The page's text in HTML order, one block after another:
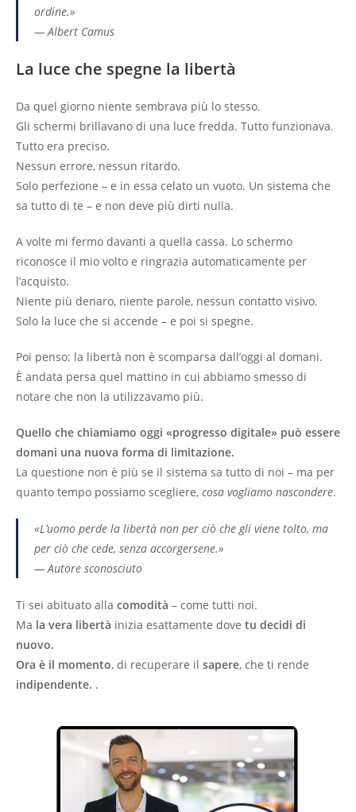
ordine.»
— Albert Camus
La luce che spegne la libertà
Da quel giorno niente sembrava più lo stesso.
Gli schermi brillavano di una luce fredda. Tutto funzionava.
Tutto era preciso.
Nessun errore, nessun ritardo.
Solo perfezione – e in essa celato un vuoto. Un sistema che
sa tutto di te – e non deve più dirti nulla.
A volte mi fermo davanti a quella cassa. Lo schermo
riconosce il mio volto e ringrazia automaticamente per
l’acquisto.
Niente più denaro, niente parole, nessun contatto visivo.
Solo la luce che si accende – e poi si spegne.
Poi penso: la libertà non è scomparsa dall’oggi al domani.
È andata persa quel mattino in cui abbiamo smesso di
notare che non la utilizzavamo più.
Quello che chiamiamo oggi «progresso digitale» può essere
domani una nuova forma di limitazione.
La questione non è più se il sistema sa tutto di noi – ma per
quanto tempo possiamo scegliere, cosa vogliamo nascondere.
«L’uomo perde la libertà non per ciò che gli viene tolto, ma
per ciò che cede, senza accorgersene.»
— Autore sconosciuto
Ti sei abituato alla comodità – come tutti noi.
Ma la vera libertà inizia esattamente dove tu decidi di
nuovo.
Ora è il momento, di recuperare il sapere, che ti rende
indipendente. .